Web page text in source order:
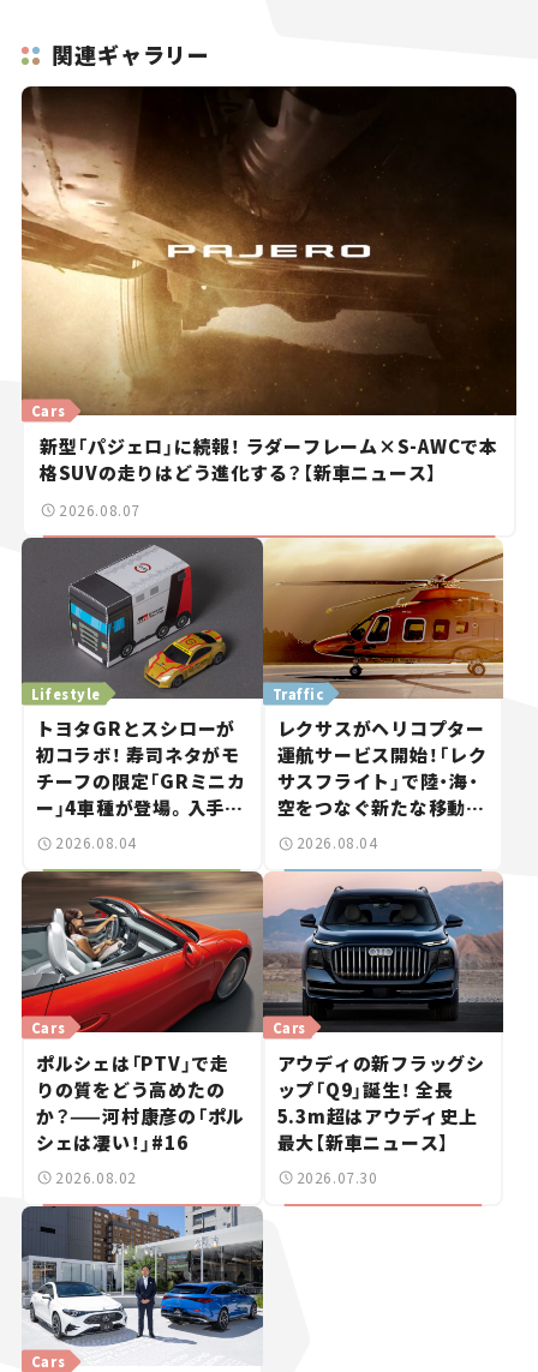
関連ギャラリー
Cars
新型「パジェロ」に続報！ ラダーフレーム×S-AWCで本
格SUVの走りはどう進化する？【新車ニュース】
2026.08.07
Lifestyle
トヨタGRとスシローが
初コラボ！ 寿司ネタがモ
チーフの限定「GRミニカ
ー」4車種が登場。入手方
法は？【クルマとホビー】
2026.08.04
Traffic
レクサスがヘリコプター
運航サービス開始！「レク
サスフライト」で陸・海・
空をつなぐ新たな移動体
験とは
2026.08.04
Cars
ポルシェは「PTV」で走
りの質をどう高めたの
か？——河村康彦の「ポル
シェは凄い！」#16
2026.08.02
Cars
アウディの新フラッグシ
ップ「Q9」誕生！ 全長
5.3m超はアウディ史上
最大【新車ニュース】
2026.07.30
Cars